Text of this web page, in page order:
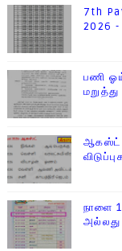
7th
2026
பணி
ஆகஸ்ட்
நாளை
அல்லது